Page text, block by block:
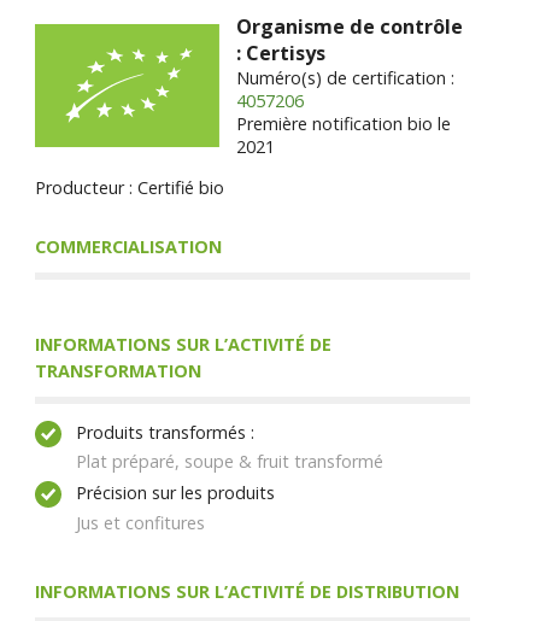
Organisme de contrôle
: Certisys
Numéro(s) de certification :
4057206
Première notification bio le
2021
Producteur : Certifié bio
COMMERCIALISATION
INFORMATIONS SUR L’ACTIVITÉ DE
TRANSFORMATION
Produits transformés :
Plat préparé, soupe & fruit transformé
Précision sur les produits
Jus et confitures
INFORMATIONS SUR L’ACTIVITÉ DE DISTRIBUTION